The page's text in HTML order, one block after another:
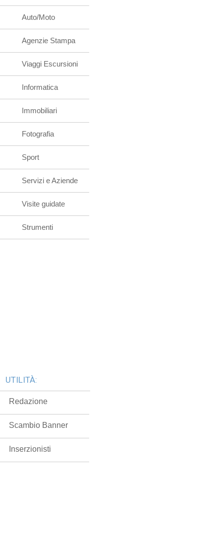
Auto/Moto
Agenzie Stampa
Viaggi Escursioni
Informatica
Immobiliari
Fotografia
Sport
Servizi e Aziende
Visite guidate
Strumenti
UTILITÀ:
Redazione
Scambio Banner
Inserzionisti